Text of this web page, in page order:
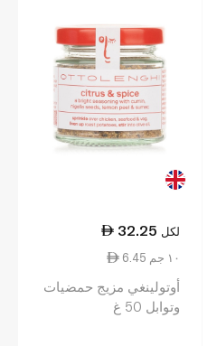
32.25 لكل
6.45 ١٠ جم
أوتولينغي مزيج حمضيات
وتوابل 50 غ